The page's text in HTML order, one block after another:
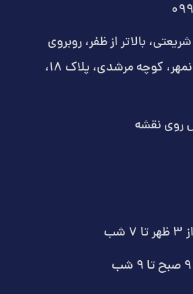
بالاتر از ظفر، روبروی
بیمارستان ایرانمهر، کوچه مرشدی، پلاک ۱۸،
روی نقشه